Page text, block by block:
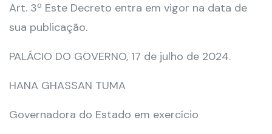
Art. 3º Este Decreto entra em vigor na data de
sua publicação.
PALÁCIO DO GOVERNO, 17 de julho de 2024.
HANA GHASSAN TUMA
Governadora do Estado em exercício